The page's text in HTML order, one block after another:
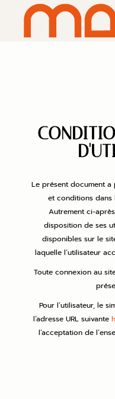
Le présent document
et conditions dans
Autrement ci-après
disposition de ses
disponibles sur le
laquelle l’utilisateur
Toute connexion au
Pour l’utilisateur, le
l’adresse URL suivante
l’acceptation de